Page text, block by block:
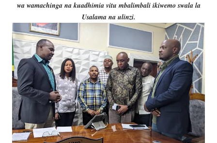
wa wamachinga na kuadhimia vitu mbalimbali ikiwemo swala la
Usalama na ulinzi.